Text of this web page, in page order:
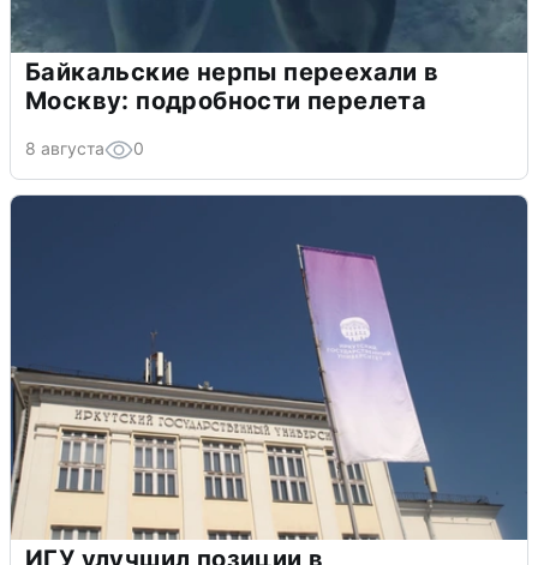
Байкальские нерпы переехали в
Москву: подробности перелета
8 августа 0
ИГУ улучшил позиции в